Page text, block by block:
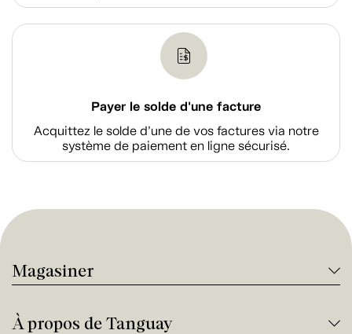
Payer le solde d'une facture
Acquittez le solde d’une de vos factures via notre
système de paiement en ligne sécurisé.
Magasiner
À propos de Tanguay